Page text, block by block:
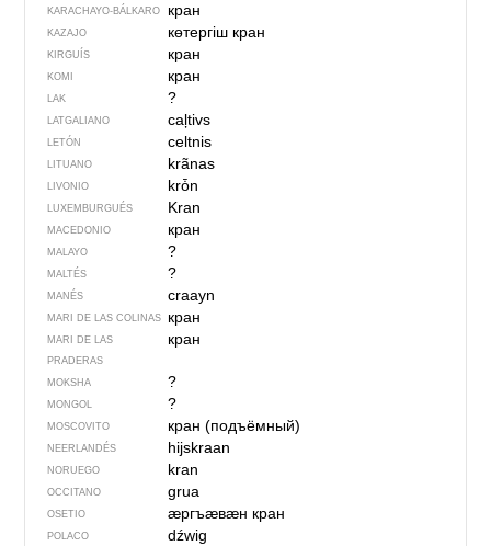
KARACHAYO-BÁLKARO кран
KAZAJO көтергіш кран
KIRGUÍS кран
KOMI кран
LAK ?
LATGALIANO caļtivs
LETÓN celtnis
LITUANO krãnas
LIVONIO krȱn
LUXEMBURGUÉS Kran
MACEDONIO кран
MALAYO ?
MALTÉS ?
MANÉS craayn
MARI DE LAS COLINAS кран
MARI DE LAS
PRADERAS
кран
MOKSHA ?
MONGOL ?
MOSCOVITO кран (подъёмный)
NEERLANDÉS hijskraan
NORUEGO kran
OCCITANO grua
OSETIO ӕргъӕвӕн кран
POLACO dźwig